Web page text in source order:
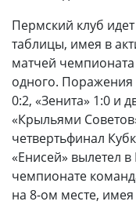
Пермский клуб
таблицы, имея в
матчей
одного. Поражения
0:2, «Зенита» 1:0 и
«Крыльями
четвертьфинал
«Енисей» вылетел в
чемпионате
на 8-ом месте, имея